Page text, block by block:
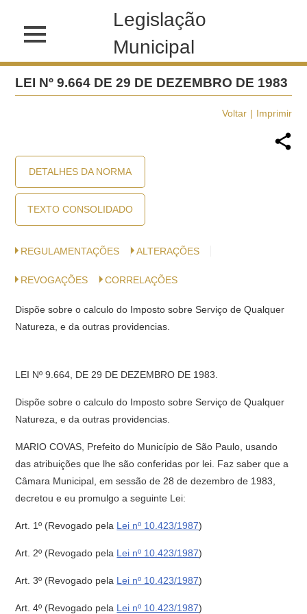
Legislação
Municipal
LEI Nº 9.664 DE 29 DE DEZEMBRO DE 1983
Voltar Imprimir
DETALHES DA NORMA
TEXTO CONSOLIDADO
REGULAMENTAÇÕES ALTERAÇÕES
REVOGAÇÕES CORRELAÇÕES
Dispõe sobre o calculo do Imposto sobre Serviço de Qualquer
Natureza, e da outras providencias.
LEI Nº 9.664, DE 29 DE DEZEMBRO DE 1983.
Dispõe sobre o calculo do Imposto sobre Serviço de Qualquer
Natureza, e da outras providencias.
MARIO COVAS, Prefeito do Município de São Paulo, usando
das atribuições que lhe são conferidas por lei. Faz saber que a
Câmara Municipal, em sessão de 28 de dezembro de 1983,
decretou e eu promulgo a seguinte Lei:
Art. 1º (Revogado pela Lei nº 10.423/1987)
Art. 2º (Revogado pela Lei nº 10.423/1987)
Art. 3º (Revogado pela Lei nº 10.423/1987)
Art. 4º (Revogado pela Lei nº 10.423/1987)